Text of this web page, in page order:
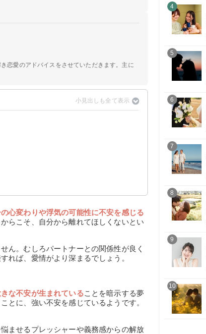
恋愛のアドバイスをさせていただきます。主に
心変わりや浮気の可能性に不安を感じる
らこそ、自分から離れてほしくないとい
ん。むしろパートナーとの関係性が良く
れば、愛情がより深まるでしょう。
な不安が生まれていることを暗示する夢
とに、強い不安を感じているようです。
ませるプレッシャーや義務感からの解放
4
5
6
7
8
9
10